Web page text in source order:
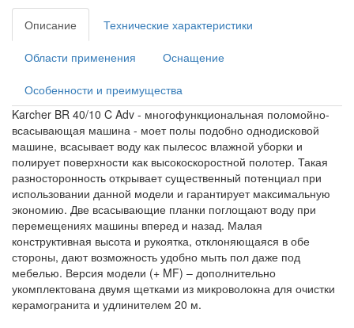
Описание Технические характеристики
Области применения Оснащение
Особенности и преимущества
Karcher BR 40/10 C Adv - многофункциональная поломойно-
всасывающая машина - моет полы подобно однодисковой
машине, всасывает воду как пылесос влажной уборки и
полирует поверхности как высокоскоростной полотер. Такая
разносторонность открывает существенный потенциал при
использовании данной модели и гарантирует максимальную
экономию. Две всасывающие планки поглощают воду при
перемещениях машины вперед и назад. Малая
конструктивная высота и рукоятка, отклоняющаяся в обе
стороны, дают возможность удобно мыть пол даже под
мебелью. Версия модели (+ MF) – дополнительно
укомплектована двумя щетками из микроволокна для очистки
керамогранита и удлинителем 20 м.